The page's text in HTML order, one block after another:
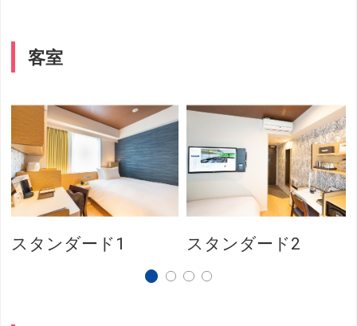
客室
スタンダード1 スタンダード2